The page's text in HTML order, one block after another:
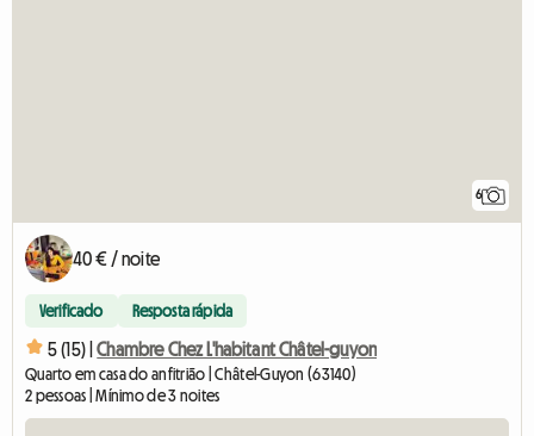
6
40 € / noite
Verificado Resposta rápida
5 (15) | Chambre Chez L'habitant Châtel-guyon
Quarto em casa do anfitrião | Châtel-Guyon (63140)
2 pessoas | Mínimo de 3 noites